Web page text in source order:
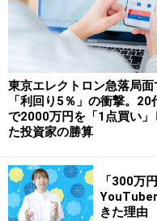
す。
■ソニー <6758>
画像センサーで世界
CMOSイメージセンサ
も反応。スマホのデュ
す。センサーは、自動
■フォスター電機 <6794>
東京エレクトロン急落局面
「利回り5％」の衝撃。20
で2000万円を「1点買い」
た投資家の勝算
「300万
きた理由